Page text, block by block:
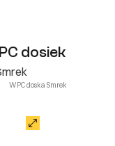
dosiek